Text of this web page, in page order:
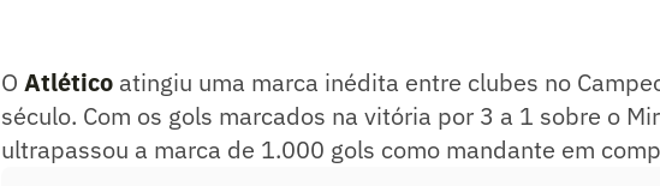
O Atlético atingiu uma marca inédita entre clubes no
século. Com os gols marcados na vitória por 3 a 1 sobre o
ultrapassou a marca de 1.000 gols como mandante em